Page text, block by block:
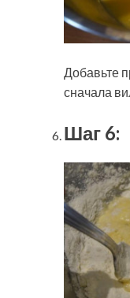
Добавьте
сначала
Шаг 6: